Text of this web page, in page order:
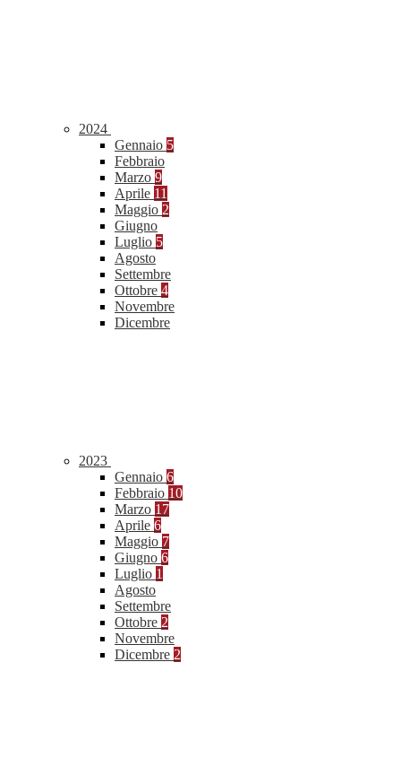
2024
Gennaio 5
Febbraio
Marzo 9
Aprile 11
Maggio 2
Giugno
Luglio 5
Agosto
Settembre
Ottobre 4
Novembre
Dicembre
2023
Gennaio 6
Febbraio 10
Marzo 17
Aprile 6
Maggio 7
Giugno 6
Luglio 1
Agosto
Settembre
Ottobre 2
Novembre
Dicembre 2